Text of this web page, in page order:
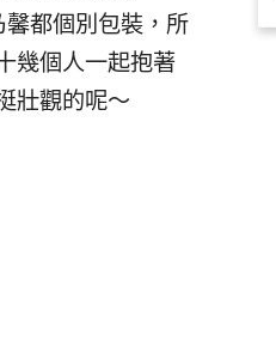
馨都個別包裝，所
幾個人一起抱著
壯觀的呢～